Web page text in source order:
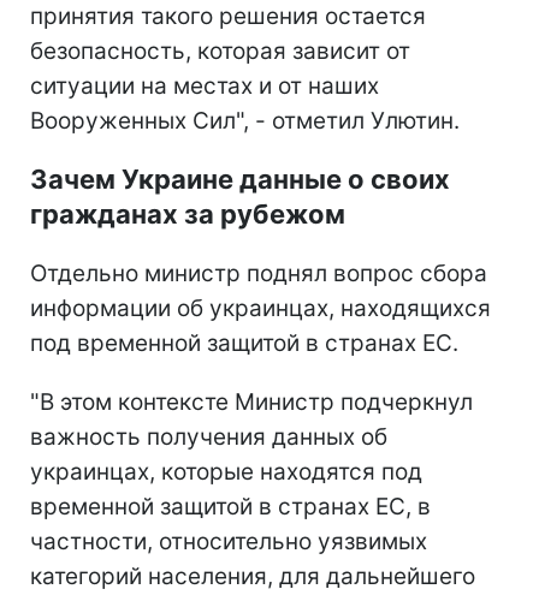
принятия такого решения остается
безопасность, которая зависит от
ситуации на местах и от наших
Вооруженных Сил", - отметил Улютин.
Зачем Украине данные о своих
гражданах за рубежом
Отдельно министр поднял вопрос сбора
информации об украинцах, находящихся
под временной защитой в странах ЕС.
"В этом контексте Министр подчеркнул
важность получения данных об
украинцах, которые находятся под
временной защитой в странах ЕС, в
частности, относительно уязвимых
категорий населения, для дальнейшего